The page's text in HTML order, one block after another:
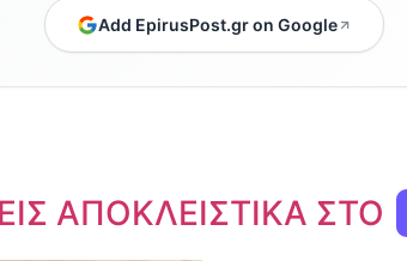
Add EpirusPost.gr on Google
ΑΠΟΚΛΕΙΣΤΙΚΑ ΣΤΟ